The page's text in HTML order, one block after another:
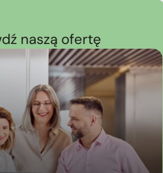
naszą ofertę